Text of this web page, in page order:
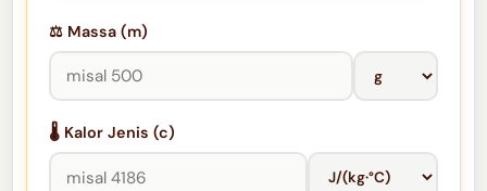
⚖️ Massa (m)
🌡️ Kalor Jenis (c)